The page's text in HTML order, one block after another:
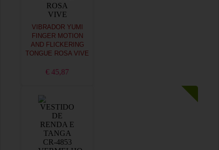
VIBRADOR YUMI
FINGER MOTION
AND FLICKERING
TONGUE ROSA VIVE
€ 45,87